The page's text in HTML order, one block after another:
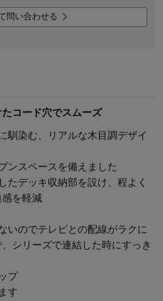
問い合わせる
コード穴でスムーズ
馴染む、リアルな木目調デザイ
ンスペースを備えました
たデッキ収納部を設け、程よく
を軽減
いのでテレビとの配線がラクに
シリーズで連結した時にすっき
プ
す